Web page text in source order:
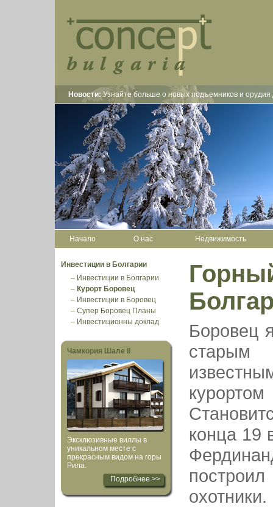
Новости: Узнайте больше о новых подъемников и орудия
Начало О нас Недвижимость
Инвестиции в Болгарии
– Инвестиции в Болгарии
– Курорт Боровец
– Инвестиции в Боровец
– Супер Боровец Планы
– Инвестиционны доклад
Чамкория Шале II
Эксклюзивные виллы в
уникальном месте с
прекрасным видом на горы
Рила.
Подробнее >>
Боровец
конца 19
охотники.